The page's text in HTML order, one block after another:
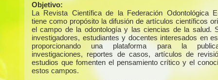
Objetivo:
La Revista Científica de la Federación Odontológica
tiene como propósito la difusión de artículos científicos
el campo de la odontología y las ciencias de la salud.
investigadores, estudiantes y docentes interesados en
proporcionando una plataforma para la
investigaciones, reportes de casos, artículos de
estudios que fomenten el pensamiento crítico y el
estos campos.